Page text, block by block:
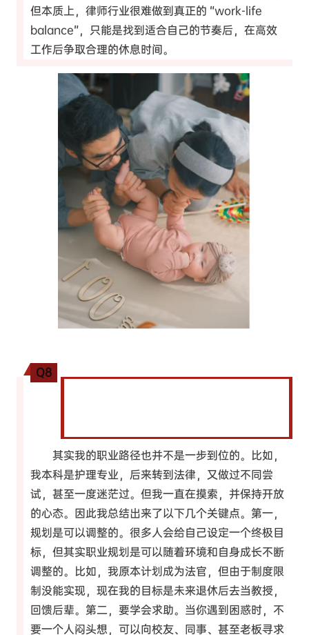
但本质上，律师行业很难做到真正的 “work-life
balance”，只能是找到适合自己的节奏后，在高效
工作后争取合理的休息时间。
Q8
其实我的职业路径也并不是一步到位的。比如，
我本科是护理专业，后来转到法律，又做过不同尝
试，甚至一度迷茫过。但我一直在摸索，并保持开放
的心态。因此我总结出来了以下几个关键点。第一，
规划是可以调整的。很多人会给自己设定一个终极目
标，但其实职业规划是可以随着环境和自身成长不断
调整的。比如，我原本计划成为法官，但由于制度限
制没能实现，现在我的目标是未来退休后去当教授，
回馈后辈。第二，要学会求助。当你遇到困惑时，不
要一个人闷头想，可以向校友、同事、甚至老板寻求